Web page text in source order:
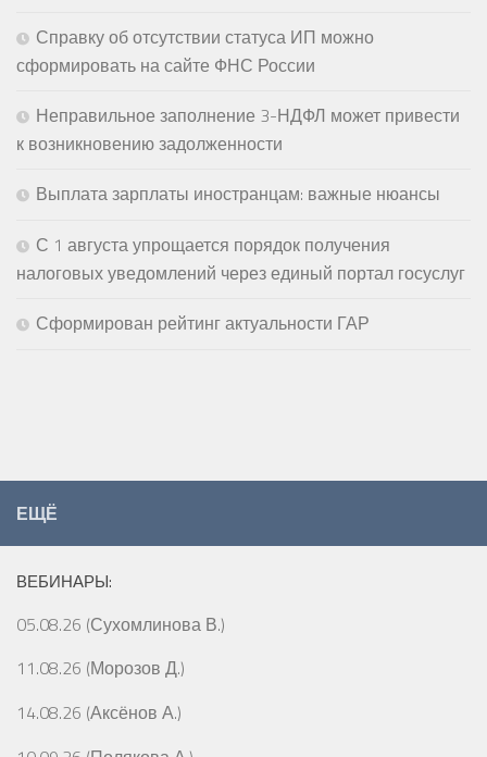
Справку об отсутствии статуса ИП можно
сформировать на сайте ФНС России
Неправильное заполнение 3-НДФЛ может привести
к возникновению задолженности
Выплата зарплаты иностранцам: важные нюансы
С 1 августа упрощается порядок получения
налоговых уведомлений через единый портал госуслуг
Сформирован рейтинг актуальности ГАР
ЕЩЁ
ВЕБИНАРЫ:
05.08.26 (Сухомлинова В.)
11.08.26 (Морозов Д.)
14.08.26 (Аксёнов А.)